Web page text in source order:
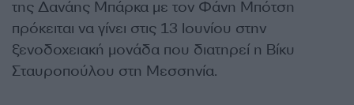
της Δανάης Μπάρκα με τον Φάνη Μπότση
πρόκειται να γίνει στις 13 Ιουνίου στην
ξενοδοχειακή μονάδα που διατηρεί η Βίκυ
Σταυροπούλου στη Μεσσηνία.